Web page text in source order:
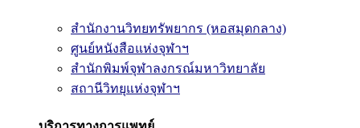
สำนักงานวิทยทรัพยากร (หอสมุดกลาง)
ศูนย์หนังสือแห่งจุฬาฯ
สำนักพิมพ์จุฬาลงกรณ์มหาวิทยาลัย
สถานีวิทยุแห่งจุฬาฯ